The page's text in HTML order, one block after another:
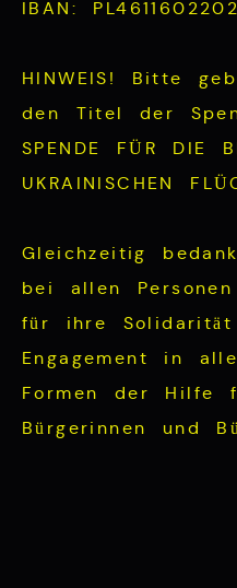
IBAN:
HINWEIS! Bitte
den Titel der
SPENDE FÜR DIE
UKRAINISCHEN
Gleichzeitig
bei allen
für ihre
Engagement in
Formen der Hilfe
Bürgerinnen und